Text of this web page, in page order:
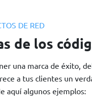
DE RED
de los
una marca de éxito,
a tus clientes un
aquí algunos ejemplos: